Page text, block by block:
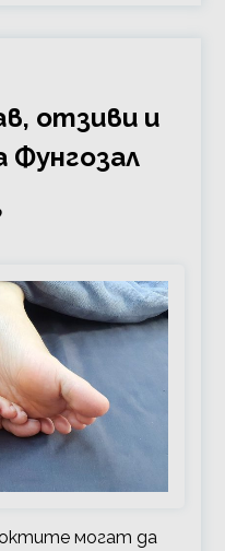
отзиви и
могат да